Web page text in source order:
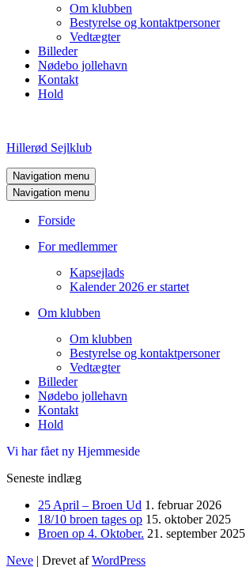
Om klubben
Bestyrelse og kontaktpersoner
Vedtægter
Billeder
Nødebo jollehavn
Kontakt
Hold
Hillerød Sejlklub
Navigation menu
Navigation menu
Forside
For medlemmer
Kapsejlads
Kalender 2026 er startet
Om klubben
Om klubben
Bestyrelse og kontaktpersoner
Vedtægter
Billeder
Nødebo jollehavn
Kontakt
Hold
Vi har fået ny Hjemmeside
Seneste indlæg
25 April – Broen Ud 1. februar 2026
18/10 broen tages op 15. oktober 2025
Broen op 4. Oktober. 21. september 2025
Neve | Drevet afWordPress